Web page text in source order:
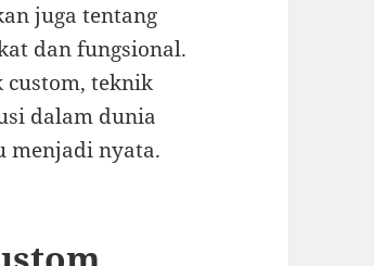
juga tentang
dan fungsional.
teknik
dalam dunia
menjadi nyata.